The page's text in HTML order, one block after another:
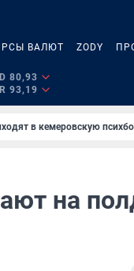
ВАЛЮТ ZODY
80,93
93,19
в кемеровскую
на